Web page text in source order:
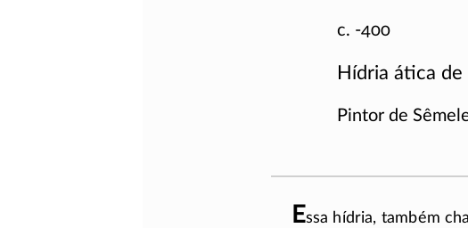
c. -400
Hídria ática
Pintor de
Essa hídria, também